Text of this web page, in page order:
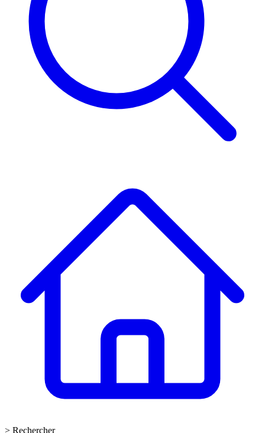
> Rechercher